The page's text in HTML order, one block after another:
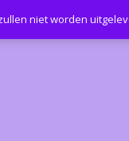
niet worden